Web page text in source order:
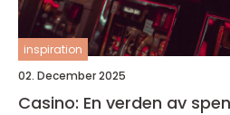
inspiration
02. December 2025
Casino: En verden av